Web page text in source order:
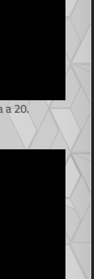
a 20.